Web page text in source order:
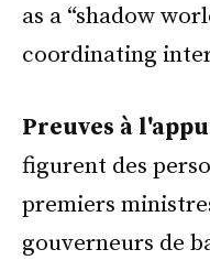
as a “shadow
coordinating
Preuves à
figurent des
premiers
gouverneurs de